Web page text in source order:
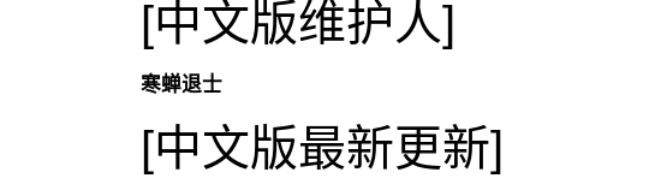
[中文版维护人]
寒蝉退士
[中文版最新更新]